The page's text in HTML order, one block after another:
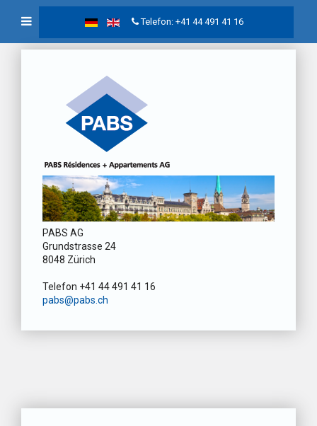
Telefon: +41 44 491 41 16
PABS AG
Grundstrasse 24
8048 Zürich
Telefon +41 44 491 41 16
pabs@pabs.ch